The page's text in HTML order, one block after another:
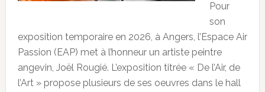
Pour
son
exposition temporaire en 2026, à Angers, l’Espace Air
Passion (EAP) met à l’honneur un artiste peintre
angevin, Joël Rougié. L’exposition titrée « De l’Air, de
l’Art » propose plusieurs de ses oeuvres dans le hall